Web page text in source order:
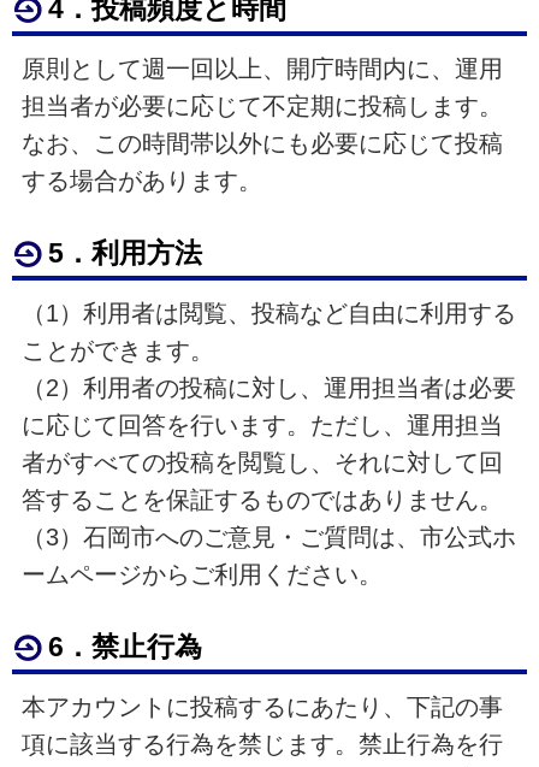
4．投稿頻度と時間
原則として週一回以上、開庁時間内に、運用
担当者が必要に応じて不定期に投稿します。
なお、この時間帯以外にも必要に応じて投稿
する場合があります。
5．利用方法
（1）利用者は閲覧、投稿など自由に利用する
ことができます。
（2）利用者の投稿に対し、運用担当者は必要
に応じて回答を行います。ただし、運用担当
者がすべての投稿を閲覧し、それに対して回
答することを保証するものではありません。
（3）石岡市へのご意見・ご質問は、市公式ホ
ームページからご利用ください。
6．禁止行為
本アカウントに投稿するにあたり、下記の事
項に該当する行為を禁じます。禁止行為を行